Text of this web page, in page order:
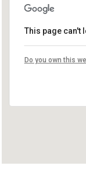
Lounais-
This page can't
Do you own this